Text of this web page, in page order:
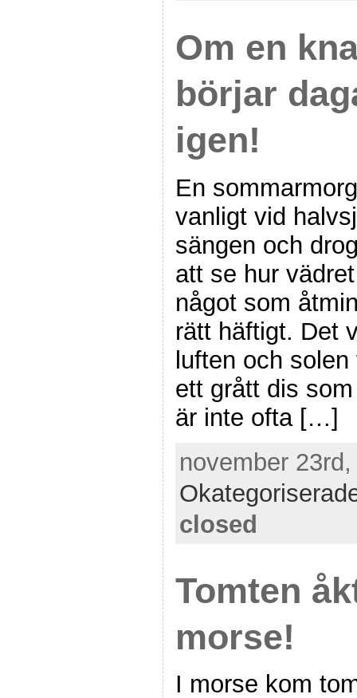
Om en
börjar
igen!
En
vanligt vid
sängen och
att se hur
något som
rätt häftigt. Det
luften och
ett grått dis
är inte ofta […]
november
closed
Tomten
morse!
I morse kom